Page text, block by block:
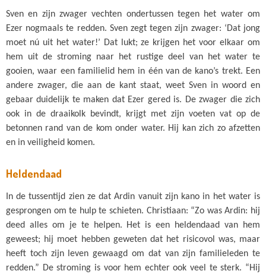
Sven en zijn zwager vechten ondertussen tegen het water om
Ezer nogmaals te redden. Sven zegt tegen zijn zwager: ‘Dat jong
moet nú uit het water!’ Dat lukt; ze krijgen het voor elkaar om
hem uit de stroming naar het rustige deel van het water te
gooien, waar een familielid hem in één van de kano’s trekt. Een
andere zwager, die aan de kant staat, weet Sven in woord en
gebaar duidelijk te maken dat Ezer gered is. De zwager die zich
ook in de draaikolk bevindt, krijgt met zijn voeten vat op de
betonnen rand van de kom onder water. Hij kan zich zo afzetten
en in veiligheid komen.
Heldendaad
In de tussentijd zien ze dat Ardin vanuit zijn kano in het water is
gesprongen om te hulp te schieten. Christiaan: “Zo was Ardin: hij
deed alles om je te helpen. Het is een heldendaad van hem
geweest; hij moet hebben geweten dat het risicovol was, maar
heeft toch zijn leven gewaagd om dat van zijn familieleden te
redden.” De stroming is voor hem echter ook veel te sterk. “Hij